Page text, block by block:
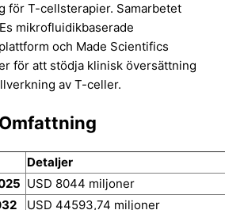
för T-cellsterapier. Samarbetet
mikrofluidikbaserade
och Made Scientifics
för att stödja klinisk översättning
av T-celler.
Detaljer
USD 8044 miljoner
USD 44593,74 miljoner